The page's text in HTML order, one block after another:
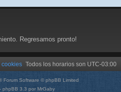
Regresamos pronto!
Todos los horarios son UTC-03:00
cookies
Forum Software © phpBB Limited
- phpBB 3.3 por MrGaby